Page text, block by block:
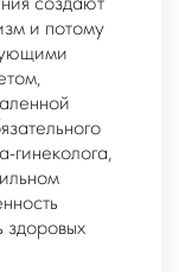
создают
и потому
гинеколога,